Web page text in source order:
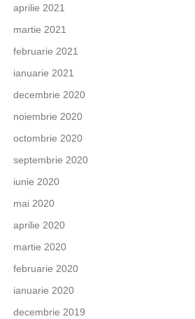
aprilie 2021
martie 2021
februarie 2021
ianuarie 2021
decembrie 2020
noiembrie 2020
octombrie 2020
septembrie 2020
iunie 2020
mai 2020
aprilie 2020
martie 2020
februarie 2020
ianuarie 2020
decembrie 2019